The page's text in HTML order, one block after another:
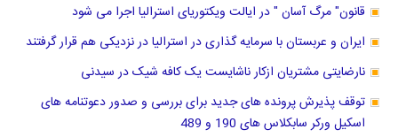
قانون" مرگ آسان " در ایالت ویکتوریای استرالیا اجرا می شود
ایران و عربستان با سرمایه گذاری در استرالیا در نزدیکی هم قرار گرفتند
نارضایتی مشتریان ازکار ناشایست یک کافه شیک در سیدنی
توقف پذیرش پرونده های جدید برای بررسی و صدور دعوتنامه های
اسکیل ورکر سابکلاس های 190 و 489